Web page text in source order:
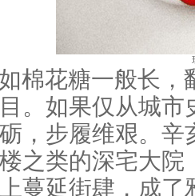
棉花糖一般长，
。如果仅从城
，步履维艰。
之类的深宅大
蔓延街肆，成